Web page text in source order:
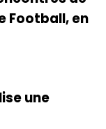
Football, en
une